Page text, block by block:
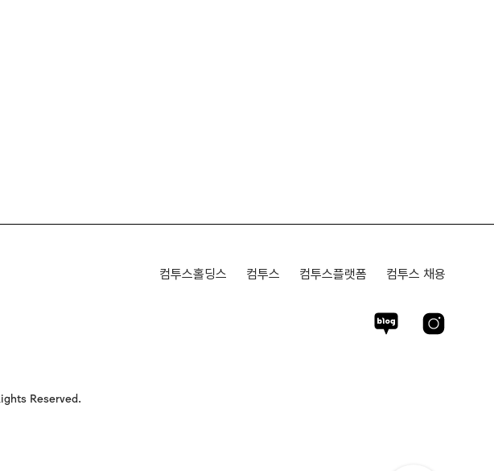
컴투스홀딩스 컴투스 컴투스플랫폼 컴투스 채용
Reserved.